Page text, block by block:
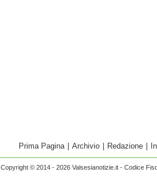
Prima Pagina Archivio Redazione
Copyright © 2014 - 2026 Valsesianotizie.it - Codice